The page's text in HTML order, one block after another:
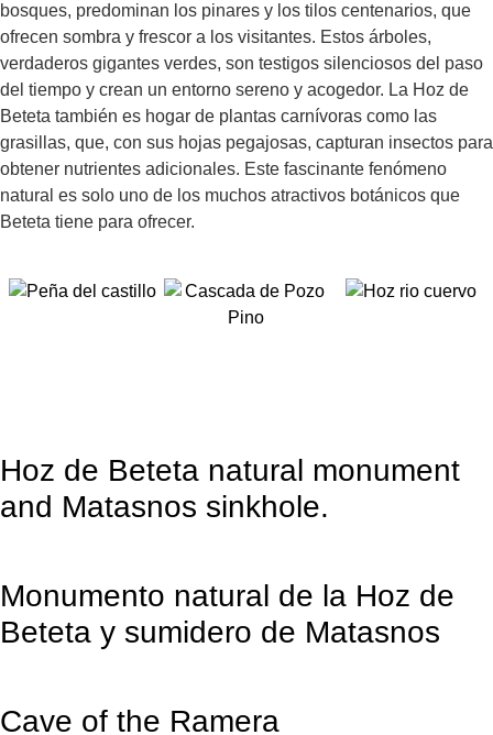
bosques, predominan los pinares y los tilos centenarios, que
ofrecen sombra y frescor a los visitantes. Estos árboles,
verdaderos gigantes verdes, son testigos silenciosos del paso
del tiempo y crean un entorno sereno y acogedor. La Hoz de
Beteta también es hogar de plantas carnívoras como las
grasillas, que, con sus hojas pegajosas, capturan insectos para
obtener nutrientes adicionales. Este fascinante fenómeno
natural es solo uno de los muchos atractivos botánicos que
Beteta tiene para ofrecer.
Hoz de Beteta natural monument
and Matasnos sinkhole.
Monumento natural de la Hoz de
Beteta y sumidero de Matasnos
Cave of the Ramera